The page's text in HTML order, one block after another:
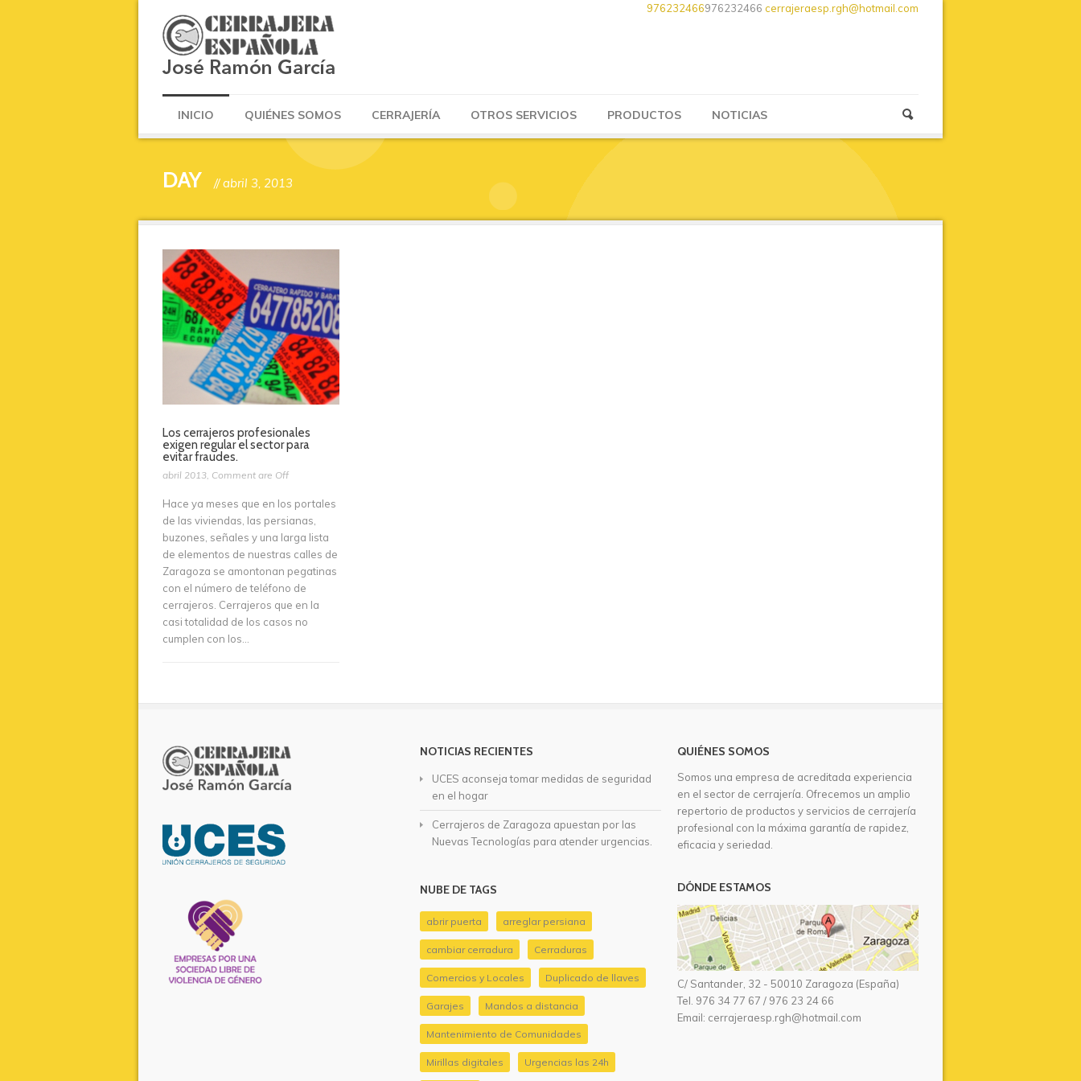
976232466976232466 cerrajeraesp.rgh@hotmail.com
INICIO QUIÉNES SOMOS CERRAJERÍA OTROS SERVICIOS PRODUCTOS NOTICIAS
DAY // abril 3, 2013
Los cerrajeros profesionales
exigen regular el sector para
evitar fraudes.
abril 2013 Comment are Off
Hace ya meses que en los portales
de las viviendas, las persianas,
buzones, señales y una larga lista
de elementos de nuestras calles de
Zaragoza se amontonan pegatinas
con el número de teléfono de
cerrajeros. Cerrajeros que en la
casi totalidad de los casos no
cumplen con los...
NOTICIAS RECIENTES
UCES aconseja tomar medidas de seguridad
en el hogar
Cerrajeros de Zaragoza apuestan por las
Nuevas Tecnologías para atender urgencias.
NUBE DE TAGS
abrir puerta arreglar persiana
cambiar cerradura Cerraduras
Comercios y Locales Duplicado de llaves
Garajes Mandos a distancia
Mantenimiento de Comunidades
Mirillas digitales Urgencias las 24h
QUIÉNES SOMOS
Somos una empresa de acreditada experiencia
en el sector de cerrajería. Ofrecemos un amplio
repertorio de productos y servicios de cerrajería
profesional con la máxima garantía de rapidez,
eficacia y seriedad.
DÓNDE ESTAMOS
C/ Santander, 32 - 50010 Zaragoza (España)
Tel. 976 34 77 67 / 976 23 24 66
Email: cerrajeraesp.rgh@hotmail.com